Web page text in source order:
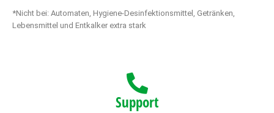
*Nicht bei: Automaten, Hygiene-Desinfektionsmittel, Getränken,
Lebensmittel und Entkalker extra stark
Support